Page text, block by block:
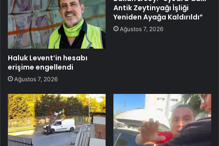
Haluk Levent’in hesabı
erişime engellendi
Ağustos 7, 2026
Antik Zeytinyağı İşliği
Yeniden Ayağa Kaldırıldı”
Ağustos 7, 2026